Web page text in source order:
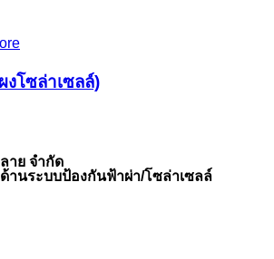
งโซล่าเซลล์)
าย จำกัด
านระบบป้องกันฟ้าผ่า/โซล่าเซลล์